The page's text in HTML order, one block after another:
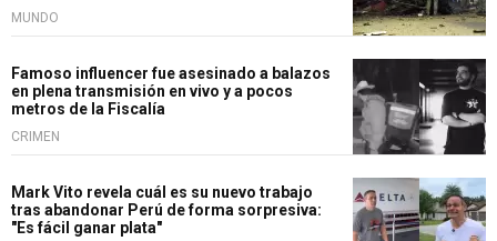
MUNDO
Famoso influencer fue asesinado a balazos
en plena transmisión en vivo y a pocos
metros de la Fiscalía
CRIMEN
Mark Vito revela cuál es su nuevo trabajo
tras abandonar Perú de forma sorpresiva:
"Es fácil ganar plata"